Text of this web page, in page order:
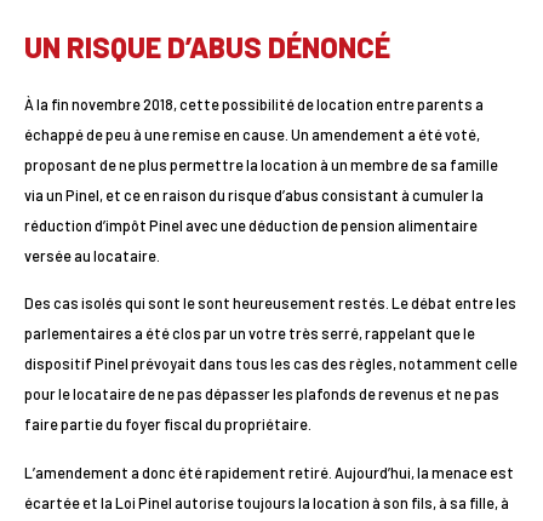
UN RISQUE D’ABUS DÉNONCÉ
À la fin novembre 2018, cette possibilité de location entre parents a
échappé de peu à une remise en cause. Un amendement a été voté,
proposant de ne plus permettre la location à un membre de sa famille
via un Pinel, et ce en raison du risque d’abus consistant à cumuler la
réduction d’impôt Pinel avec une déduction de pension alimentaire
versée au locataire.
Des cas isolés qui sont le sont heureusement restés. Le débat entre les
parlementaires a été clos par un votre très serré, rappelant que le
dispositif Pinel prévoyait dans tous les cas des règles, notamment celle
pour le locataire de ne pas dépasser les plafonds de revenus et ne pas
faire partie du foyer fiscal du propriétaire.
L’amendement a donc été rapidement retiré. Aujourd’hui, la menace est
écartée et la Loi Pinel autorise toujours la location à son fils, à sa fille, à